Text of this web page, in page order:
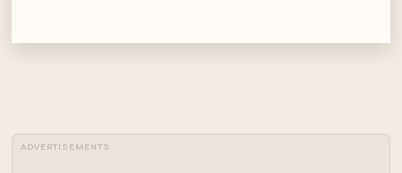
ADVERTISEMENTS